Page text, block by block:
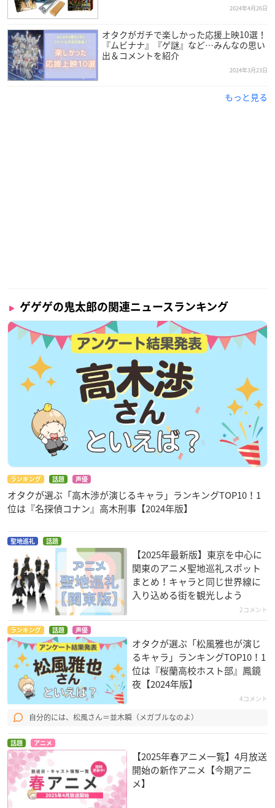
2024年4月26日
オタクがガチで楽しかった応援上映10選！
『ムビナナ』『ゲ謎』など…みんなの思い
出＆コメントを紹介
2024年3月23日
もっと見る
ゲゲゲの鬼太郎の関連ニュースランキング
ランキング 話題 声優
オタクが選ぶ「高木渉が演じるキャラ」ランキングTOP10！1
位は『名探偵コナン』高木刑事【2024年版】
聖地巡礼 話題
【2025年最新版】東京を中心に
関東のアニメ聖地巡礼スポット
まとめ！キャラと同じ世界線に
入り込める街を観光しよう
2コメント
ランキング 話題 声優
オタクが選ぶ「松風雅也が演じ
るキャラ」ランキングTOP10！1
位は『桜蘭高校ホスト部』鳳鏡
夜【2024年版】
4コメント
自分的には、松風さん＝並木瞬（メガブルなのよ）
話題 アニメ
【2025年春アニメ一覧】4月放送
開始の新作アニメ【今期アニ
メ】